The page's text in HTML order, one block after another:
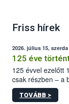
Friss hírek
2026. július 15, szerda
125 éve
125 évvel ezelőtt
csak részben – a
állomás a Kis
tervezett új
TOVÁBB >